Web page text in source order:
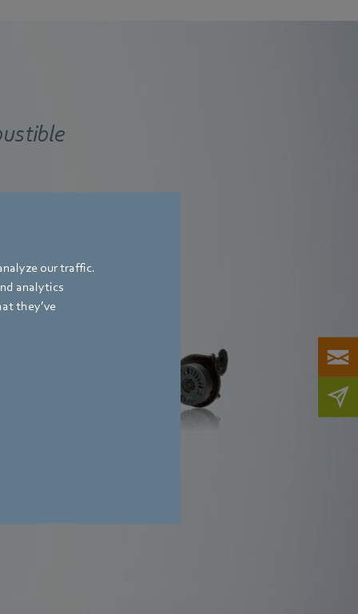
our traffic.
analytics
they’ve